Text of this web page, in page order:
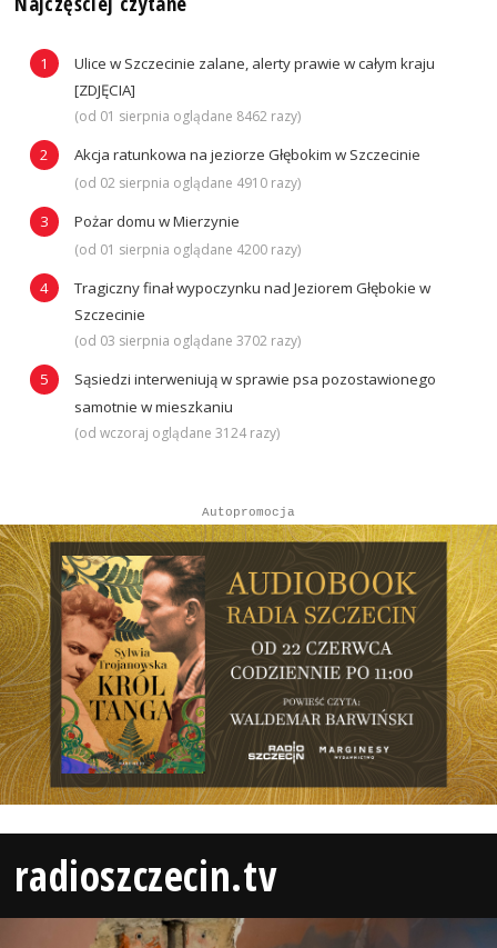
Ulice w Szczecinie zalane, alerty prawie w całym kraju
[ZDJĘCIA]
(od 01 sierpnia oglądane 8462 razy)
Akcja ratunkowa na jeziorze Głębokim w Szczecinie
(od 02 sierpnia oglądane 4910 razy)
Pożar domu w Mierzynie
(od 01 sierpnia oglądane 4200 razy)
Tragiczny finał wypoczynku nad Jeziorem Głębokie w
Szczecinie
(od 03 sierpnia oglądane 3702 razy)
Sąsiedzi interweniują w sprawie psa pozostawionego
samotnie w mieszkaniu
(od wczoraj oglądane 3124 razy)
Autopromocja
radioszczecin.tv